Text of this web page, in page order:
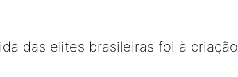
das elites brasileiras foi à